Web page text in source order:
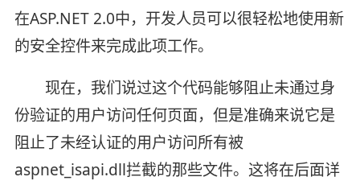
在ASP.NET 2.0中，开发人员可以很轻松地使用新
的安全控件来完成此项工作。
现在，我们说过这个代码能够阻止未通过身
份验证的用户访问任何页面，但是准确来说它是
阻止了未经认证的用户访问所有被
aspnet_isapi.dll拦截的那些文件。这将在后面详